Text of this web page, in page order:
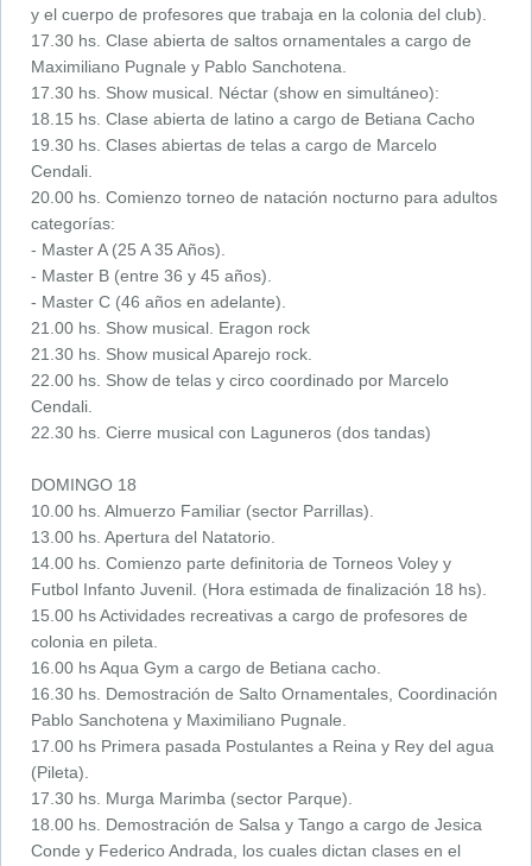
y el cuerpo de profesores que trabaja en la colonia del club).
17.30 hs. Clase abierta de saltos ornamentales a cargo de
Maximiliano Pugnale y Pablo Sanchotena.
17.30 hs. Show musical. Néctar (show en simultáneo):
18.15 hs. Clase abierta de latino a cargo de Betiana Cacho
19.30 hs. Clases abiertas de telas a cargo de Marcelo
Cendali.
20.00 hs. Comienzo torneo de natación nocturno para adultos
categorías:
- Master A (25 A 35 Años).
- Master B (entre 36 y 45 años).
- Master C (46 años en adelante).
21.00 hs. Show musical. Eragon rock
21.30 hs. Show musical Aparejo rock.
22.00 hs. Show de telas y circo coordinado por Marcelo
Cendali.
22.30 hs. Cierre musical con Laguneros (dos tandas)
DOMINGO 18
10.00 hs. Almuerzo Familiar (sector Parrillas).
13.00 hs. Apertura del Natatorio.
14.00 hs. Comienzo parte definitoria de Torneos Voley y
Futbol Infanto Juvenil. (Hora estimada de finalización 18 hs).
15.00 hs Actividades recreativas a cargo de profesores de
colonia en pileta.
16.00 hs Aqua Gym a cargo de Betiana cacho.
16.30 hs. Demostración de Salto Ornamentales, Coordinación
Pablo Sanchotena y Maximiliano Pugnale.
17.00 hs Primera pasada Postulantes a Reina y Rey del agua
(Pileta).
17.30 hs. Murga Marimba (sector Parque).
18.00 hs. Demostración de Salsa y Tango a cargo de Jesica
Conde y Federico Andrada, los cuales dictan clases en el